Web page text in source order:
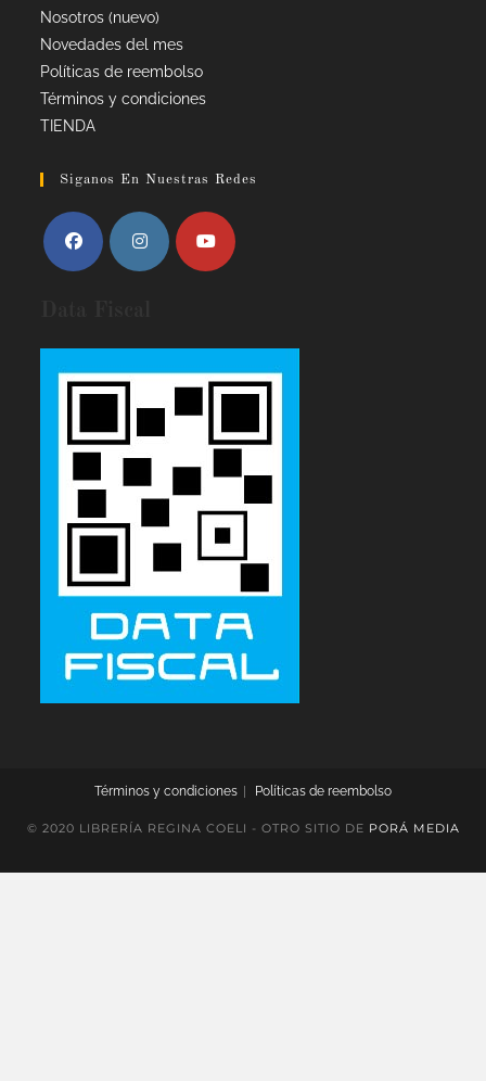
Nosotros (nuevo)
Novedades del mes
Políticas de reembolso
Términos y condiciones
TIENDA
Siganos En Nuestras Redes
Términos y condiciones Políticas de reembolso
© 2020 LIBRERÍA REGINA COELI - OTRO SITIO DE PORÁ MEDIA